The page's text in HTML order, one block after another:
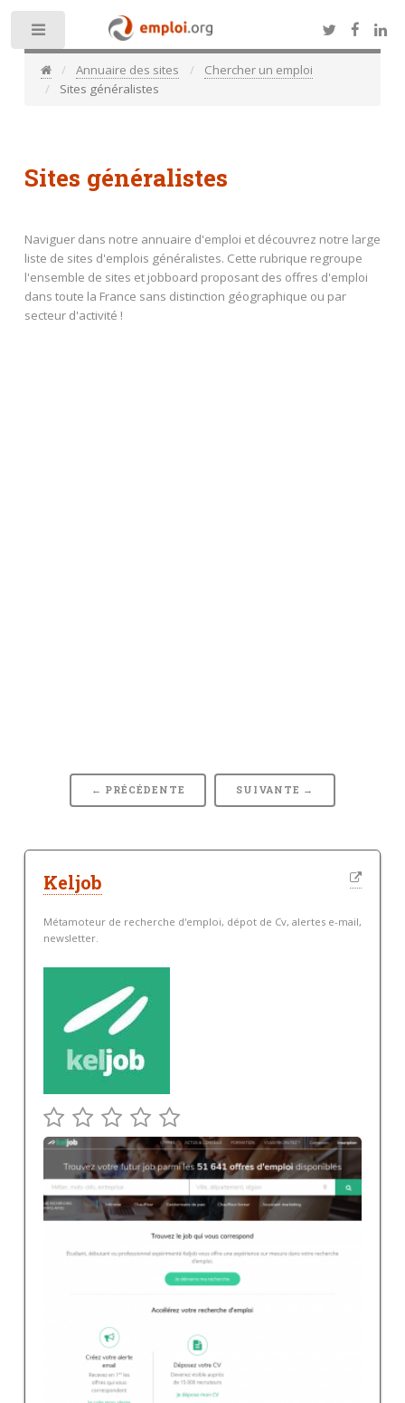
Annuaire des sites
Chercher un emploi
Sites généralistes
Sites généralistes
Naviguer dans notre annuaire d'emploi et découvrez notre large
liste de sites d'emplois généralistes. Cette rubrique regroupe
l'ensemble de sites et jobboard proposant des offres d'emploi
dans toute la France sans distinction géographique ou par
secteur d'activité !
← PRÉCÉDENTE SUIVANTE →
Keljob
Métamoteur de recherche d'emploi, dépot de Cv, alertes e-mail,
newsletter.
Toggle